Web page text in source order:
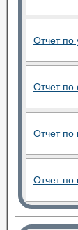
Отчет по
Отчет по
Отчет по
Отчет по